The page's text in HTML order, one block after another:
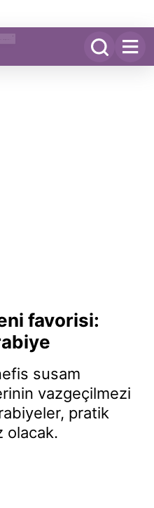
favorisi:
susam
vazgeçilmezi
pratik
olacak.